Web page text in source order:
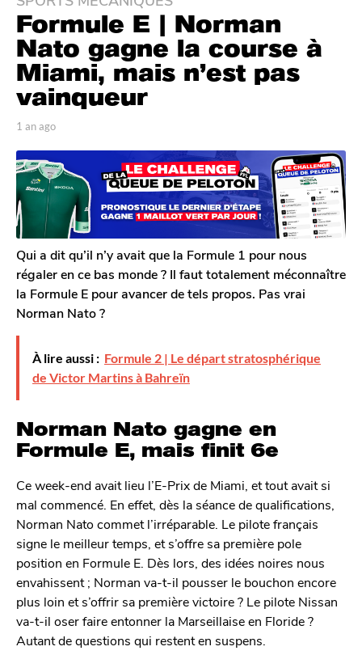
a
n
a
g
o
n
a
g
o
Formule E | Norman
Nato gagne la course à
Miami, mais n’est pas
vainqueur
p
r
T
o
m
G
a
l
e
r
o
n
1 an ago
a
g
Qui a dit qu’il n’y avait que la Formule 1 pour nous
régaler en ce bas monde ? Il faut totalement méconnaître
la Formule E pour avancer de tels propos. Pas vrai
Norman Nato ?
À lire aussi : Formule 2 | Le départ stratosphérique
de Victor Martins à Bahreïn
Norman Nato gagne en
Formule E, mais finit 6e
Ce week-end avait lieu l’E-Prix de Miami, et tout avait si
mal commencé. En effet, dès la séance de qualifications,
Norman Nato commet l’irréparable. Le pilote français
signe le meilleur temps, et s’offre sa première pole
position en Formule E. Dès lors, des idées noires nous
envahissent ; Norman va-t-il pousser le bouchon encore
plus loin et s’offrir sa première victoire ? Le pilote Nissan
va-t-il oser faire entonner la Marseillaise en Floride ?
Autant de questions qui restent en suspens.